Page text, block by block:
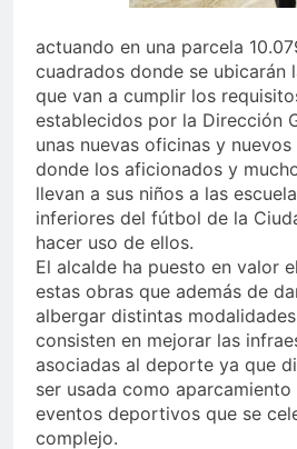
actuando en una parcela
cuadrados donde se ubicarán
que van a cumplir los
establecidos por la Dirección
unas nuevas oficinas y
donde los aficionados y
llevan a sus niños a las
inferiores del fútbol de la
hacer uso de ellos.
El alcalde ha puesto en valor
estas obras que además de
albergar distintas
consisten en mejorar las
asociadas al deporte ya que
ser usada como
eventos deportivos que se
complejo.